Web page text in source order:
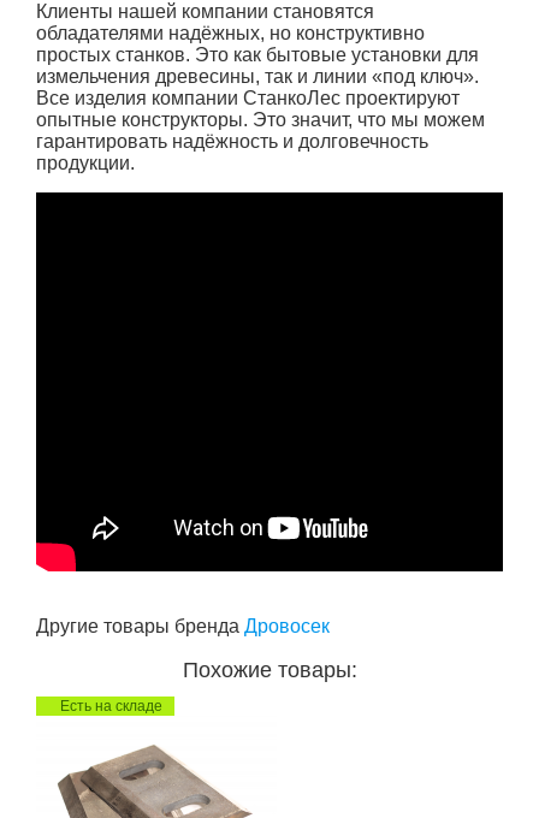
Клиенты нашей компании становятся
обладателями надёжных, но конструктивно
простых станков. Это как бытовые установки для
измельчения древесины, так и линии «под ключ».
Все изделия компании СтанкоЛес проектируют
опытные конструкторы. Это значит, что мы можем
гарантировать надёжность и долговечность
продукции.
Другие товары бренда Дровосек
Похожие товары:
Есть на складе